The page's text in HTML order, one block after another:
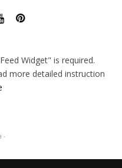
Widget" is required.
more detailed instruction
-